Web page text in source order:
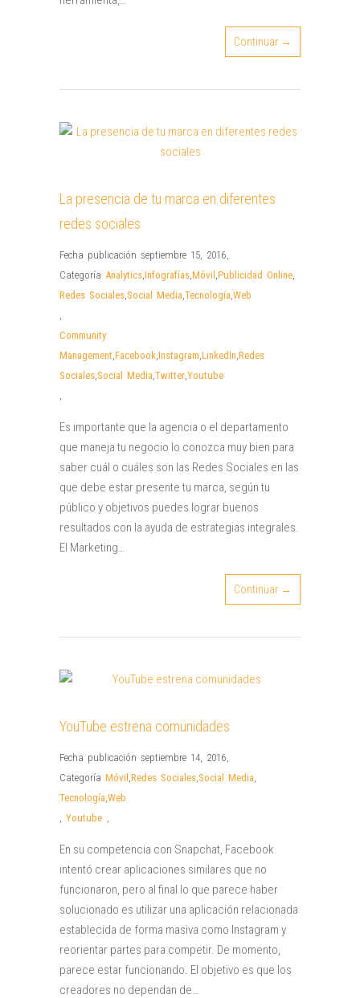
Continuar →
La presencia de tu marca en diferentes
redes sociales
Fecha publicación septiembre 15, 2016,
Categoría Analytics,Infografías,Móvil ,Publicidad Online,
Redes Sociales,Social Media,Tecnología,Web
,
Community
Management,Facebook,Instagram,LinkedIn,Redes
Sociales,Social Media,Twitter,Youtube
,
Es importante que la agencia o el departamento
que maneja tu negocio lo conozca muy bien para
saber cuál o cuáles son las Redes Sociales en las
que debe estar presente tu marca, según tu
público y objetivos puedes lograr buenos
resultados con la ayuda de estrategias integrales.
El Marketing…
Continuar →
YouTube estrena comunidades
Fecha publicación septiembre 14, 2016,
Categoría Móvil ,Redes Sociales,Social Media,
Tecnología,Web
, Youtube ,
En su competencia con Snapchat, Facebook
intentó crear aplicaciones similares que no
funcionaron, pero al final lo que parece haber
solucionado es utilizar una aplicación relacionada
establecida de forma masiva como Instagram y
reorientar partes para competir. De momento,
parece estar funcionando. El objetivo es que los
creadores no dependan de…